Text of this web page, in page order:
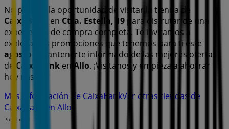
No pierdas la oportunidad de visitar la tienda de
CaixaBank
en Ctra. Estella, 19 para disfrutar de una
experiencia de compra completa. Te invitamos a
explorar las promociones que tenemos para ti este
agosto y mantenerte informado de las mejores ofertas
de CaixaBank en Allo. ¡Visítanos y empieza a ahorrar
hoy mismo!
Más información de CaixaBankVer otras tiendas de
CaixaBank en Allo
Publicidad